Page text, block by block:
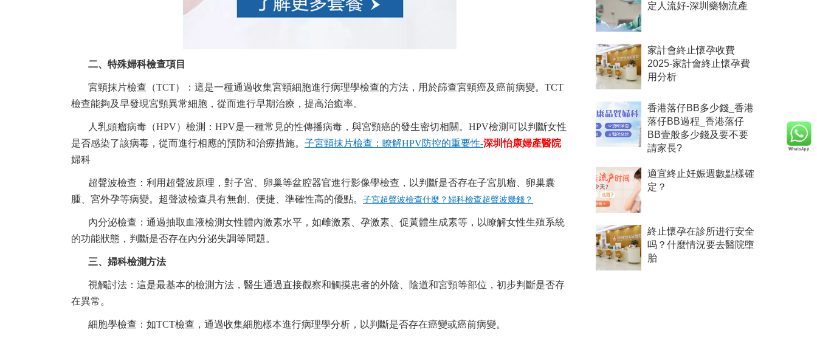
二、特殊婦科檢查項目
宮頸抹片檢查（TCT）：這是一種通過收集宮頸細胞進行病理學檢查的方法，用於篩查宮頸癌及癌前病變。TCT
檢查能夠及早發現宮頸異常細胞，從而進行早期治療，提高治癒率。
人乳頭瘤病毒（HPV）檢測：HPV是一種常見的性傳播病毒，與宮頸癌的發生密切相關。HPV檢測可以判斷女性
是否感染了該病毒，從而進行相應的預防和治療措施。 子宮頸抹片檢查：瞭解HPV防控的重要性-深圳怡康婦產醫院
婦科
超聲波檢查：利用超聲波原理，對子宮、卵巢等盆腔器官進行影像學檢查，以判斷是否存在子宮肌瘤、卵巢囊
腫、宮外孕等病變。超聲波檢查具有無創、便捷、準確性高的優點。 子宮超聲波檢查什麼？婦科檢查超聲波幾錢？
內分泌檢查：通過抽取血液檢測女性體內激素水平，如雌激素、孕激素、促黃體生成素等，以瞭解女性生殖系統
的功能狀態，判斷是否存在內分泌失調等問題。
三、婦科檢測方法
視觸討法：這是最基本的檢測方法，醫生通過直接觀察和觸摸患者的外陰、陰道和宮頸等部位，初步判斷是否存
在異常。
細胞學檢查：如TCT檢查，通過收集細胞樣本進行病理學分析，以判斷是否存在癌變或癌前病變。
定人流好-深圳藥物流產
家計會終止懷孕收費
2025-家計會終止懷孕費
用分析
香港落仔BB多少錢_香港
落仔BB過程_香港落仔
BB壹般多少錢及要不要
請家長?
適宜終止妊娠週數點樣確
定？
終止懷孕在診所进行安全
吗？什麼情況要去醫院墮
胎